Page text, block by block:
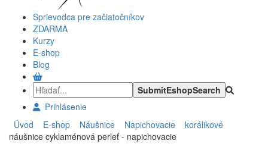
Sprievodca pre začiatočníkov
ZDARMA
Kurzy
E-shop
Blog
Prihlásenie
Úvod
E-shop Náušnice Napichovacie
korálikové
náušnice cyklaménová perleť - napichovacie